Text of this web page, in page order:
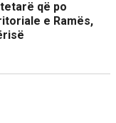
që po
e Ramës,